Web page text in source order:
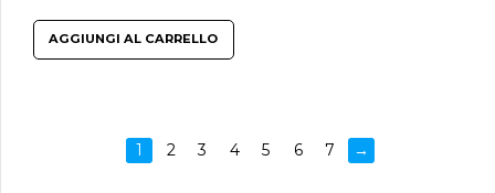
AGGIUNGI AL CARRELLO
1 2 3 4 5 6 7 →